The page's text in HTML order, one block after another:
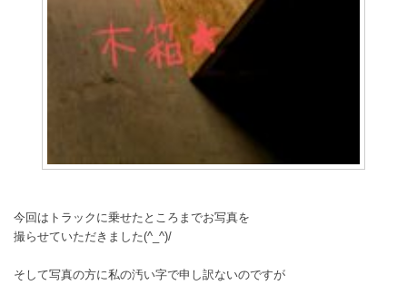
今回はトラックに乗せたところまでお写真を
撮らせていただきました(^_^)/
そして写真の方に私の汚い字で申し訳ないのですが